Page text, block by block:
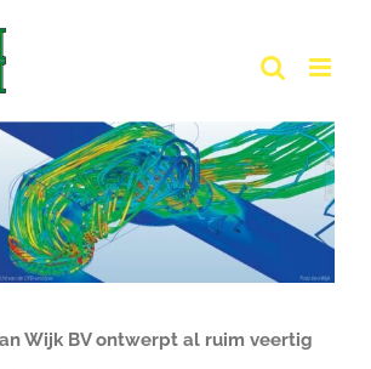
Wijk BV ontwerpt al ruim veertig